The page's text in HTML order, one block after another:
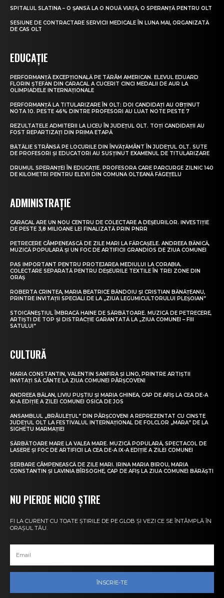
SPITALUL SLATINA – O ȘANSĂ LA O NOUĂ VIAȚĂ, O SPERANȚĂ PENTRU OLT
SESIUNE DE CONTRACTARE SERVICII MEDICALE ÎN LUNA MAI, ORGANIZATĂ
DE CAS OLT
EDUCAȚIE
PERFORMANȚĂ EXCEPȚIONALĂ PE TĂRÂM AMERICAN. ELEVUL EDUARD
FLORIN ȘTEFAN DIN CARACAL A CUCERIT CINCI MEDALII DE AUR LA
OLIMPIADELE INTERNAȚIONALE
PERFORMANȚĂ LA TITULARIZARE ÎN OLT: DOI CANDIDAȚI AU OBȚINUT
NOTA 10. PESTE 46% DINTRE PROFESORI AU LUAT NOTE PESTE 7
REZULTATELE ADMITERII LA LICEU ÎN JUDEȚUL OLT. TOȚI CANDIDAȚII AU
FOST REPARTIZAȚI DIN PRIMA ETAPĂ
BĂTĂLIE STRÂNSĂ PE LOCURILE DIN ÎNVĂȚĂMÂNT ÎN JUDEȚUL OLT. SUTE
DE PROFESORI ȘI EDUCATORI AU SUSȚINUT EXAMENUL DE TITULARIZARE
DRUMUL SPERANȚEI ÎN EDUCAȚIE. PROFESORA CARE PARCURGE ZILNIC 140
DE KILOMETRI PENTRU ELEVII DIN COMUNA OLTEANĂ FĂGEȚELU
ADMINISTRAȚIE
CARACAL ARE UN NOU CENTRU DE COLECTARE A DEȘEURILOR. INVESTIȚIE
DE PESTE 3,8 MILIOANE LEI FINALIZATĂ PRIN PNRR
PETRECERE CÂMPENEASCĂ DE ZILE MARI LA FĂRCAȘELE. ANDREEA BĂNICĂ,
MUZICĂ POPULARĂ ȘI UN FOC DE ARTIFICII GRANDIOS DE ZIUA COMUNEI
PAS IMPORTANT PENTRU PROTEJAREA MEDIULUI LA CORABIA.
COLECTARE SEPARATĂ PENTRU DEȘEURILE TEXTILE ÎN TREI ZONE DIN
ORAȘ
ROBERTA CRINTEA, MARIA BEATRICE BĂNDOIU ȘI CRISTIAN BĂNĂȚEANU,
PRINTRE INVITAȚII SPECIALI DE LA „ZIUA LEGUMICULTORULUI PLEȘOIAN”
STOICĂNEȘTIUL ÎMBRACĂ HAINE DE SĂRBĂTOARE. MUZICĂ DE PETRECERE,
ARTIȘTI DE TOP ȘI DISTRACȚIE GARANTATĂ LA „ZIUA COMUNEI – FIII
SATULUI”
CULTURĂ
MARIA CONSTANTIN, VALENTIN SANFIRA ȘI LINO, PRINTRE ARTIȘTII
INVITAȚI SĂ CÂNTE LA ZIUA COMUNEI PÂRȘCOVENI
ANDREEA BĂLAN, LIVIU PUȘTIU ȘI MARIA GHINEA, CAP DE AFIȘ LA CEA DE-A
XI-A EDIȚIE A ZILEI COMUNEI OSICA DE JOS
ANSAMBLUL „BRÂULEȚUL” DIN PÂRȘCOVENI A REPREZENTAT CU CINSTE
JUDEȚUL OLT LA FESTIVALUL INTERNAȚIONAL DE FOLCLOR „MARA” DE LA
SIGHETU MARMAȚIEI
SĂRBĂTOARE MARE LA VALEA MARE. MUZICĂ POPULARĂ, SPECTACOL DE
LASERE ȘI FOC DE ARTIFICII LA CEA DE-A IX-A EDIȚIE A ZILEI COMUNEI
SERBARE CÂMPENEASCĂ DE ZILE MARI. IRINA MARIA BIROU, MARIA
CONSTANTIN ȘI LAVINIA BÎRSOGHE, CAP DE AFIȘ LA ZIUA COMUNEI BĂRĂȘTI
NU PIERDE NICIO ȘTIRE
FI LA CURENT CU TOATE ȘTIRILE DE PE GLOB ȘI VEZI CE SE ÎNTÂMPLĂ ÎN
ORAȘUL TĂU.
ÎNSCRIE-TE